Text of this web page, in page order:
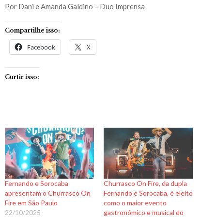
Por Dani e Amanda Galdino – Duo Imprensa
Compartilhe isso:
Facebook X
Curtir isso:
Fernando e Sorocaba
apresentam o Churrasco On
Fire em São Paulo
22/10/2025
Churrasco On Fire, da dupla
Fernando e Sorocaba, é eleito
como o maior evento
gastronômico e musical do